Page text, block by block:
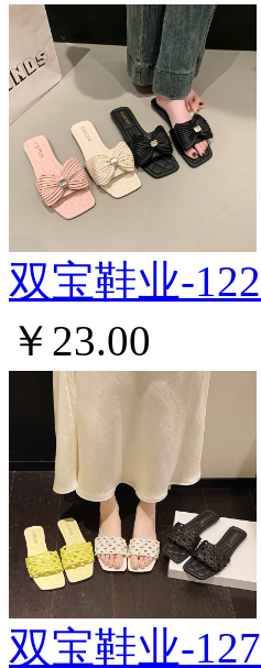
双宝鞋业-122
￥23.00
双宝鞋业-127